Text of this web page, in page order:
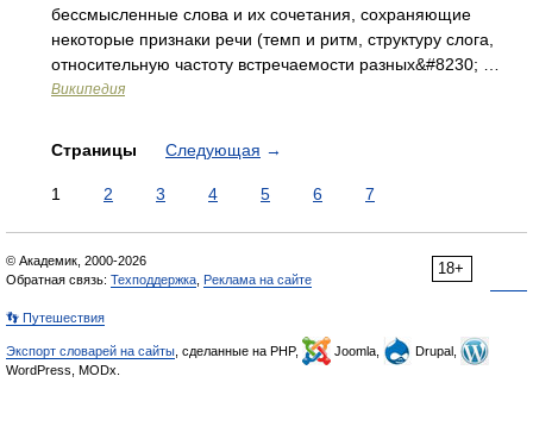
бессмысленные слова и их сочетания, сохраняющие
некоторые признаки речи (темп и ритм, структуру слога,
относительную частоту встречаемости разных&#8230; …
Википедия
Страницы Следующая →
1 2 3 4 5 6 7
18+
© Академик, 2000-2026
Обратная связь: Техподдержка Реклама на сайте
👣 Путешествия
Экспорт словарей на сайты , сделанные на PHP, Joomla,
Drupal,
WordPress, MODx.